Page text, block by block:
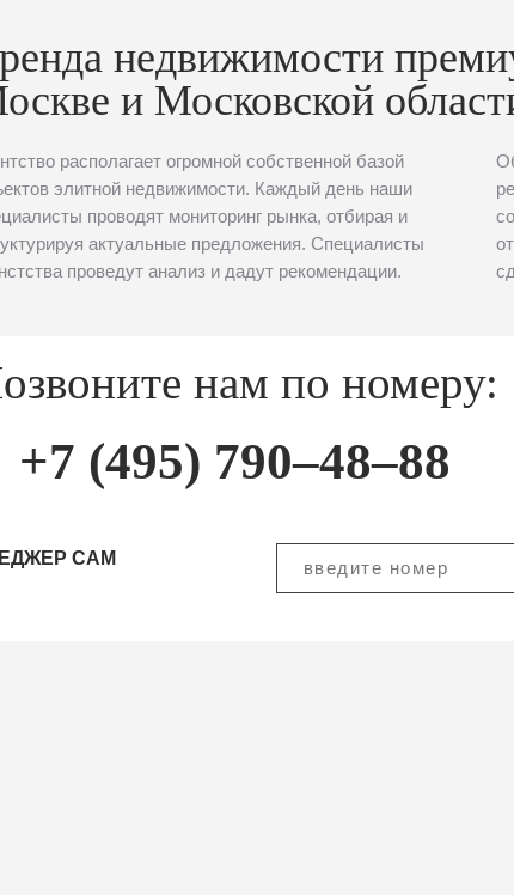
недвижимости
и Московской
располагает огромной собственной базой
элитной недвижимости. Каждый день наши
проводят мониторинг рынка, отбирая и
актуальные предложения. Специалисты
проведут анализ и дадут рекомендации.
нам по номеру:
+7 (495) 790–48–88
САМ